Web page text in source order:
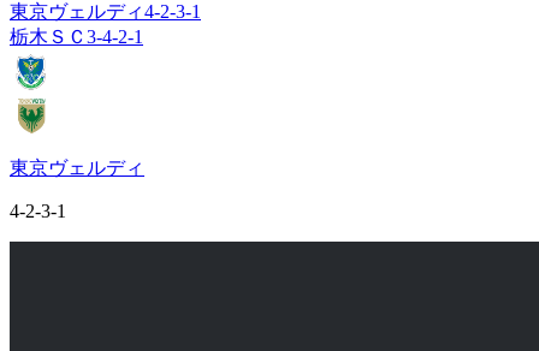
東京ヴェルディ4-2-3-1
栃木ＳＣ 3-4-2-1
東京ヴェルディ
4-2-3-1